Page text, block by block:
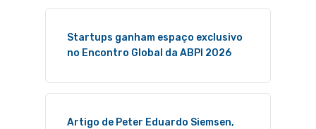
Startups ganham espaço exclusivo
no Encontro Global da ABPI 2026
Artigo de Peter Eduardo Siemsen,